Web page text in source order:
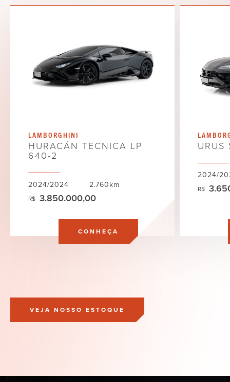
LAMBORGHINI
HURACÁN TECNICA LP
640-2
2024/2024 2.760km
R$ 3.850.000,00
CONHEÇA
URUS
2024/
R$
VEJA NOSSO ESTOQUE